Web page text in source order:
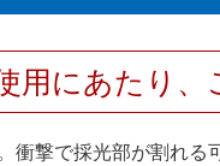
用にあたり、
撃で採光部が割れる